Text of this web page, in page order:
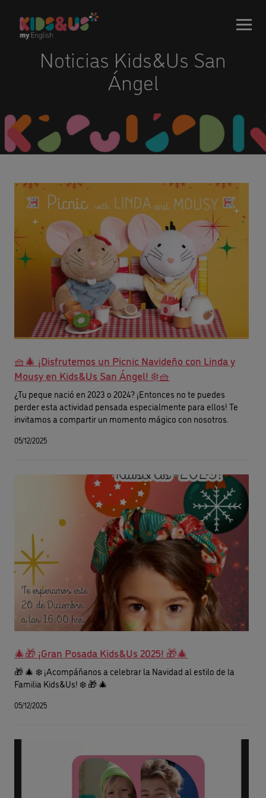
Noticias Kids&Us San
Ángel
🧺🎄 ¡Disfrutemos un Picnic Navideño con Linda y
Mousy en Kids&Us San Ángel! ❄️🧺
¿Tu peque nació en 2023 o 2024? ¡Entonces no te puedes
perder esta actividad pensada especialmente para ellos! Te
invitamos a compartir un momento mágico con nosotros.
05/12/2025
🎄🎁 ¡Gran Posada Kids&Us 2025! 🎁🎄
🎁 🎄 ❄️ ¡Acompáñanos a celebrar la Navidad al estilo de la
Familia Kids&Us! ❄️ 🎁 🎄
05/12/2025